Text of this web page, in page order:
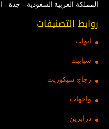
المملكة العربية السعودية - جدة -
روابط التصنيفات
ابواب
شبابيك
زجاج سيكوريت
واجهات
درابزين